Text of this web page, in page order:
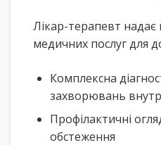
Лікар-терапевт
медичних послуг для
Комплексна
захворювань
Профілактичні
обстеження